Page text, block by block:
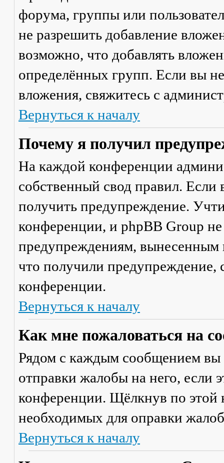
форума, группы или
не разрешить добавление
возможно, что добавлять
определённых групп. Если вы
вложения, свяжитесь с
Вернуться к началу
Почему я получил
На каждой конференции
собственный свод правил.
получить предупреждение.
конференции, и phpBB Group
предупреждениям, вынесенным
что получили предупреждение,
конференции.
Вернуться к началу
Как мне пожаловаться на
Рядом с каждым сообщением вы
отправки жалобы на него, если
конференции. Щёлкнув по этой
необходимых для оправки
Вернуться к началу